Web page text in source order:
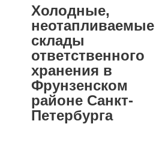
Холодные,
неотапливаемые
склады
ответственного
хранения в
Фрунзенском
районе Санкт-
Петербурга